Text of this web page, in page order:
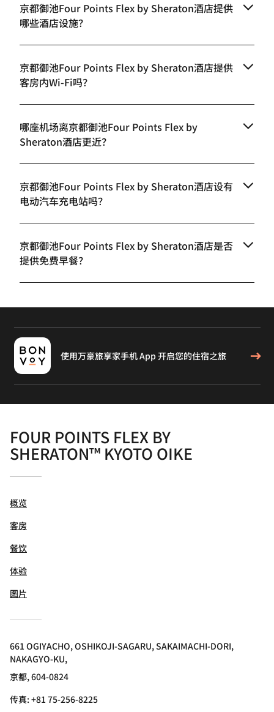
京都御池Four Points Flex by Sheraton酒店提供
哪些酒店设施？
京都御池Four Points Flex by Sheraton酒店提供
客房内Wi-Fi吗？
哪座机场离京都御池Four Points Flex by
Sheraton酒店更近？
京都御池Four Points Flex by Sheraton酒店设有
电动汽车充电站吗？
京都御池Four Points Flex by Sheraton酒店是否
提供免费早餐？
使用万豪旅享家手机 App 开启您的住宿之旅
FOUR POINTS FLEX BY
SHERATON™ KYOTO OIKE
概览
客房
餐饮
体验
图片
661 OGIYACHO, OSHIKOJI-SAGARU, SAKAIMACHI-DORI,
NAKAGYO-KU,
京都, 604-0824
传真:+81 75-256-8225